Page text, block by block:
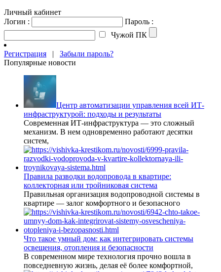
Личный кабинет
Логин :
Пароль :
Чужой ПК
Регистрация | Забыли пароль?
Популярные новости
Центр автоматизации управления всей ИТ-
инфраструктурой: подходы и результаты
Современная ИТ-инфраструктура — это сложный
механизм. В нем одновременно работают десятки
систем,
Правила разводки водопровода в квартире:
коллекторная или тройниковая система
Правильная организация водопроводной системы в
квартире — залог комфортного и безопасного
Что такое умный дом: как интегрировать системы
освещения, отопления и безопасности
В современном мире технология прочно вошла в
повседневную жизнь, делая её более комфортной,